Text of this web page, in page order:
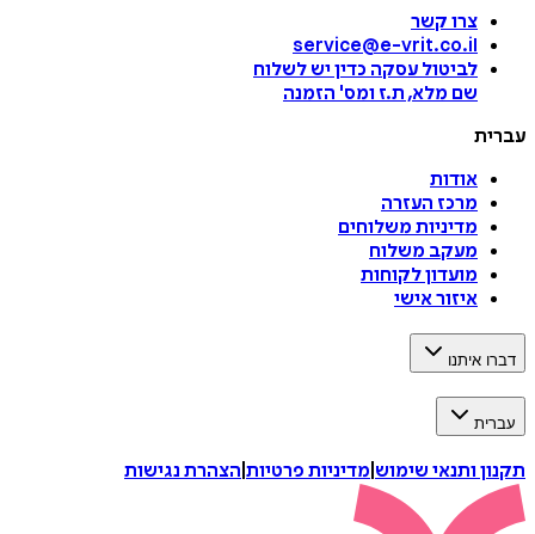
צרו קשר
service@e-vrit.co.il
לביטול עסקה כדין יש לשלוח
שם מלא, ת.ז ומס' הזמנה
עברית
אודות
מרכז העזרה
מדיניות משלוחים
מעקב משלוח
מועדון לקוחות
איזור אישי
דברו איתנו
עברית
תקנון ותנאי שימוש מדיניות פרטיות הצהרת נגישות